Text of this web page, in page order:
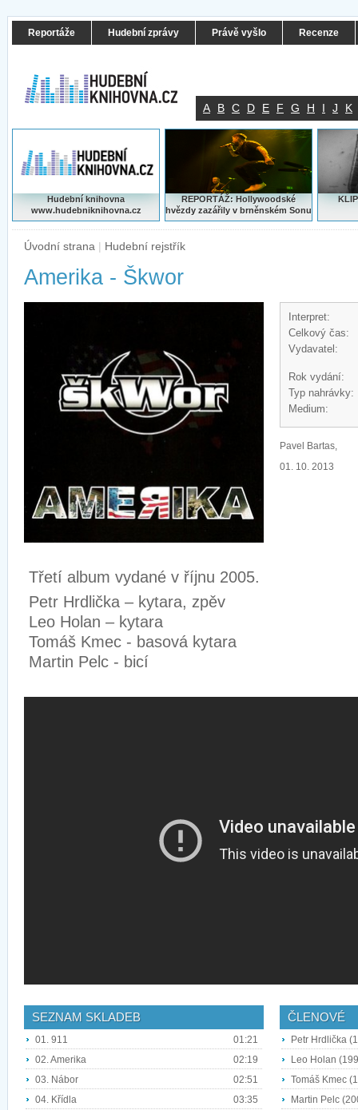
Reportáže Hudební zprávy Právě vyšlo Recenze
A B C D E F G H I J K
Hudební knihovna
www.hudebniknihovna.cz
REPORTÁŽ: Hollywoodské
hvězdy zazářily v brněnském Sonu
Úvodní strana | Hudební rejstřík
Amerika - Škwor
Interpret:
Celkový čas:
Vydavatel:
Rok vydání:
Typ nahrávky:
Medium:
Pavel Bartas,
01. 10. 2013
Třetí album vydané v říjnu 2005.
Petr Hrdlička – kytara, zpěv
Leo Holan – kytara
Tomáš Kmec - basová kytara
Martin Pelc - bicí
SEZNAM SKLADEB
01. 911
01:21
02. Amerika
02:19
03. Nábor
02:51
04. Křídla
03:35
ČLENOVÉ
Petr Hrdlička
Leo Holan
Tomáš Kmec
Martin Pelc